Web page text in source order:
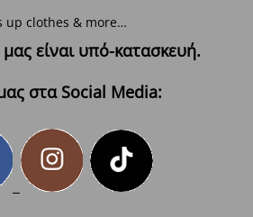
up clothes & more…
είναι υπό-κατασκευή.
στα Social Media: